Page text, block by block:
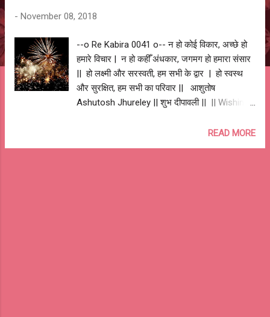
- November 08, 2018
--o Re Kabira 0041 o-- न हो कोई विकार, अच्छे हो
हमारे विचार | न हो कहीँ अंधकार, जगमग हो हमारा संसार
|| हो लक्ष्मी और सरस्वती, हम सभी के द्वार | हो स्वस्थ
और सुरक्षित, हम सभी का परिवार || आशुतोष
Ashutosh Jhureley || शुभ दीपावली || || Wishing
READ MORE